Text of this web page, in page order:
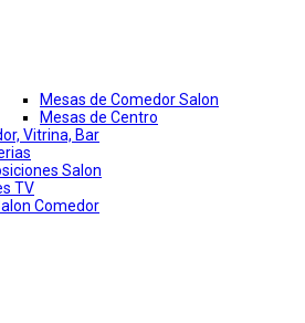
Mesas de Comedor Salon
Mesas de Centro
Vitrina, Bar
Salon
TV
Comedor